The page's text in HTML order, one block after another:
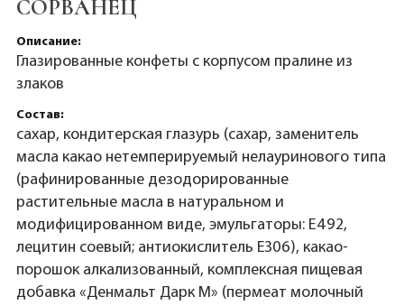
СОРВАНЕЦ
Описание:
Глазированные конфеты с корпусом пралине из
злаков
Состав:
сахар, кондитерская глазурь (сахар, заменитель
масла какао нетемперируемый нелауринового типа
(рафинированные дезодорированные
растительные масла в натуральном и
модифицированном виде, эмульгаторы: Е492,
лецитин соевый; антиокислитель Е306), какао-
порошок алкализованный, комплексная пищевая
добавка «Денмальт Дарк М» (пермеат молочный